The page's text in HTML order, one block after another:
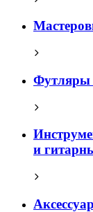
Футляры
и